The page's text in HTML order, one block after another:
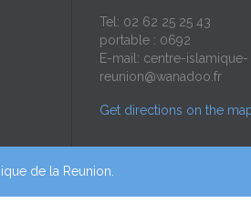
Tel: 02 62 25 25 43
portable : 0692
E-mail: centre-islamique-
reunion@wanadoo.fr
Get directions on the
de la Reunion.